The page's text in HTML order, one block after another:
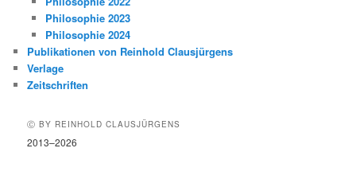
Philosophie 2023
Philosophie 2024
Publikationen von Reinhold Clausjürgens
Verlage
Zeitschriften
Ⓒ BY REINHOLD CLAUSJÜRGENS
2013–2026